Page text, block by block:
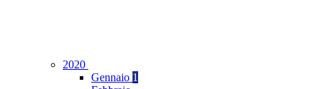
2020
Gennaio 1